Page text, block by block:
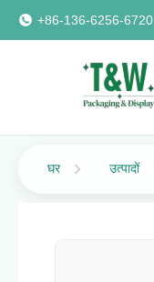
+86-136-6256-6720
घर उत्पादों